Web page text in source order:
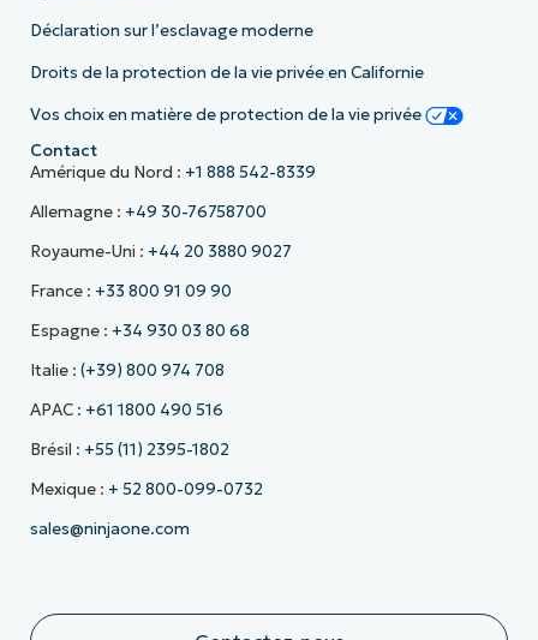
Déclaration sur l’esclavage moderne
Droits de la protection de la vie privée en Californie
Vos choix en matière de protection de la vie privée
Contact
Amérique du Nord : +1 888 542-8339
Allemagne : +49 30-76758700
Royaume-Uni : +44 20 3880 9027
France : +33 800 91 09 90
Espagne : +34 930 03 80 68
Italie : (+39) 800 974 708
APAC : +61 1800 490 516
Brésil : +55 (11) 2395-1802
Mexique : + 52 800-099-0732
sales@ninjaone.com